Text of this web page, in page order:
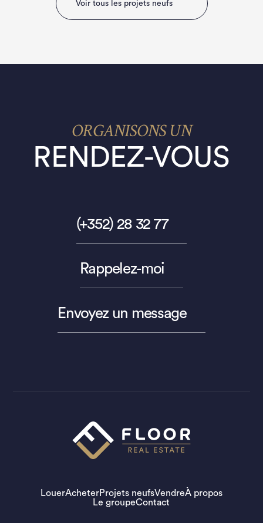
Voir tous les projets neufs
ORGANISONS UN
RENDEZ-VOUS
(+352) 28 32 77
Rappelez-moi
Envoyez un message
LouerAcheterProjets neufsVendreÀ propos
Le groupeContact